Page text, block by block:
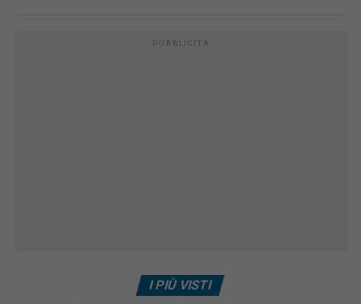
PUBBLICITÀ
I PIÙ VISTI